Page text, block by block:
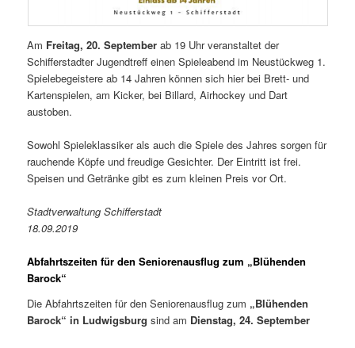
Am Freitag, 20. September ab 19 Uhr veranstaltet der
Schifferstadter Jugendtreff einen Spieleabend im Neustückweg 1.
Spielebegeistere ab 14 Jahren können sich hier bei Brett- und
Kartenspielen, am Kicker, bei Billard, Airhockey und Dart
austoben.
Sowohl Spieleklassiker als auch die Spiele des Jahres sorgen für
rauchende Köpfe und freudige Gesichter. Der Eintritt ist frei.
Speisen und Getränke gibt es zum kleinen Preis vor Ort.
Stadtverwaltung Schifferstadt
18.09.2019
Abfahrtszeiten für den Seniorenausflug zum „Blühenden
Barock“
Die Abfahrtszeiten für den Seniorenausflug zum „Blühenden
Barock“ in Ludwigsburg sind am Dienstag, 24. September